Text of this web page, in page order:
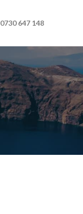
0730 647 148